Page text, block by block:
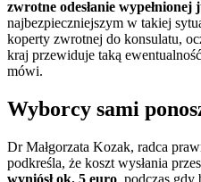
zwrotne odesłanie wypełnionej
najbezpieczniejszym w takiej
koperty zwrotnej do konsulatu,
kraj przewiduje taką
mówi.
Wyborcy sami
Dr Małgorzata Kozak, radca
podkreśla, że koszt wysłania
wyniósł ok. 5 euro, podczas gdy